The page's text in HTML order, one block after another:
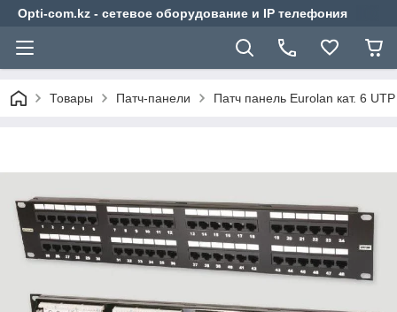
Opti-com.kz - сетевое оборудование и IP телефония
Товары Патч-панели Патч панель Eurolan кат. 6 UTP